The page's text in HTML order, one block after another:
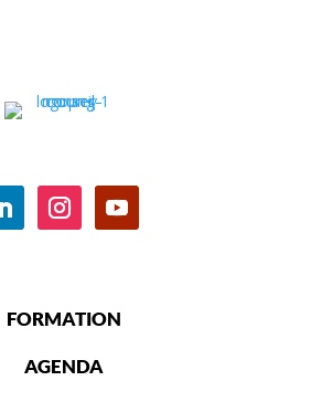
FORMATION
AGENDA